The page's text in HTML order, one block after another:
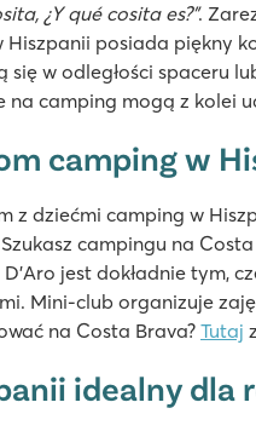
z basenami, zjeżdżalniami
ładnych ulicach
i zjeżdżalniami
¿Y qué cosita es?”.
posiada piękny
w odległości spaceru
na camping mogą z kolei
camping w
z dziećmi camping w
campingu na
jest dokładnie tym,
Mini-club organizuje
na Costa Brava? Tutaj
idealny dla